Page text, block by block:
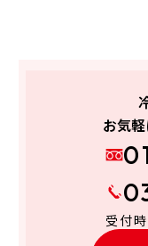
お気
受付